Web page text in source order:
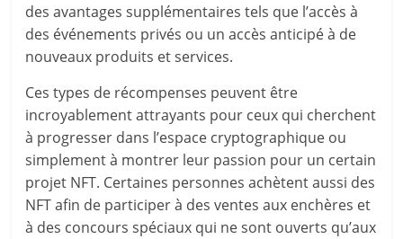
des avantages supplémentaires tels que l’accès à
des événements privés ou un accès anticipé à de
nouveaux produits et services.
Ces types de récompenses peuvent être
incroyablement attrayants pour ceux qui cherchent
à progresser dans l’espace cryptographique ou
simplement à montrer leur passion pour un certain
projet NFT. Certaines personnes achètent aussi des
NFT afin de participer à des ventes aux enchères et
à des concours spéciaux qui ne sont ouverts qu’aux